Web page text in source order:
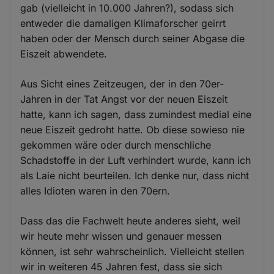
gab (vielleicht in 10.000 Jahren?), sodass sich
entweder die damaligen Klimaforscher geirrt
haben oder der Mensch durch seiner Abgase die
Eiszeit abwendete.
Aus Sicht eines Zeitzeugen, der in den 70er-
Jahren in der Tat Angst vor der neuen Eiszeit
hatte, kann ich sagen, dass zumindest medial eine
neue Eiszeit gedroht hatte. Ob diese sowieso nie
gekommen wäre oder durch menschliche
Schadstoffe in der Luft verhindert wurde, kann ich
als Laie nicht beurteilen. Ich denke nur, dass nicht
alles Idioten waren in den 70ern.
Dass das die Fachwelt heute anderes sieht, weil
wir heute mehr wissen und genauer messen
können, ist sehr wahrscheinlich. Vielleicht stellen
wir in weiteren 45 Jahren fest, dass sie sich